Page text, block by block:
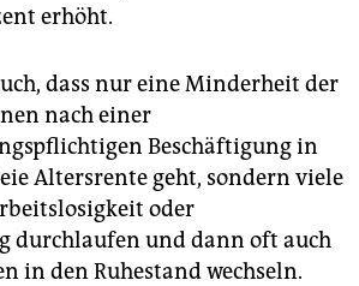
erhöht.
dass nur eine Minderheit der
nach einer
Beschäftigung in
Altersrente geht, sondern viele
oder
durchlaufen und dann oft auch
in den Ruhestand wechseln.